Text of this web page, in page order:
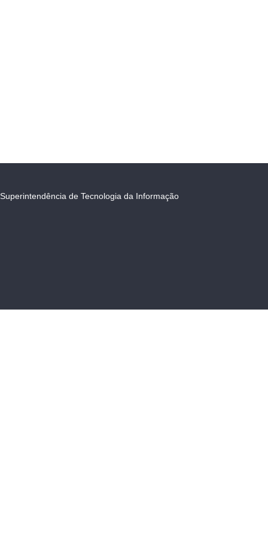
Superintendência de Tecnologia da Informação